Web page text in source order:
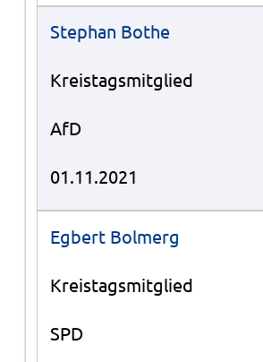
Stephan Bothe
Kreistagsmitglied
AfD
01.11.2021
Egbert Bolmerg
Kreistagsmitglied
SPD